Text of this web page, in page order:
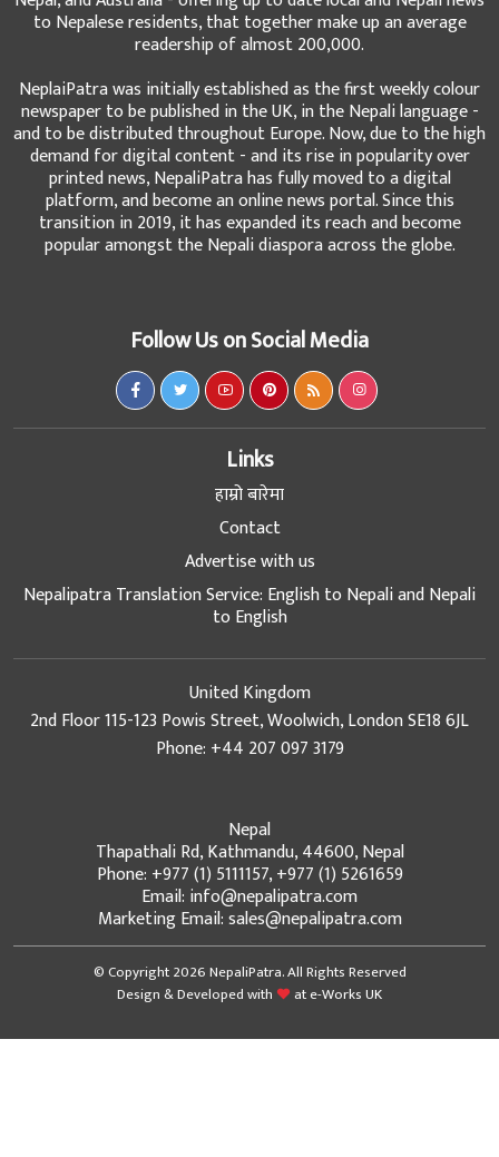
to Nepalese residents, that together make up an average
readership of almost 200,000.
NeplaiPatra was initially established as the first weekly colour
newspaper to be published in the UK, in the Nepali language -
and to be distributed throughout Europe. Now, due to the high
demand for digital content - and its rise in popularity over
printed news, NepaliPatra has fully moved to a digital
platform, and become an online news portal. Since this
transition in 2019, it has expanded its reach and become
popular amongst the Nepali diaspora across the globe.
Follow Us on Social Media
Links
हाम्रो बारेमा
Contact
Advertise with us
Nepalipatra Translation Service: English to Nepali and Nepali
to English
United Kingdom
2nd Floor 115-123 Powis Street, Woolwich, London SE18 6JL
Phone: +44 207 097 3179
Nepal
Thapathali Rd, Kathmandu, 44600, Nepal
Phone: +977 (1) 5111157, +977 (1) 5261659
Email: info@nepalipatra.com
Marketing Email: sales@nepalipatra.com
© Copyright 2026 NepaliPatra. All Rights Reserved
Design & Developed with
ate-Works UK